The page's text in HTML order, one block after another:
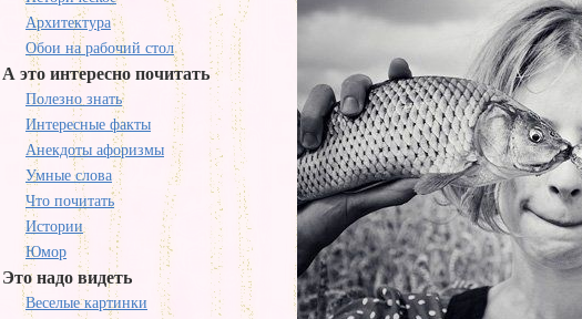
Архитектура
Обои на рабочий стол
А это интересно почитать
Полезно знать
Интересные факты
Анекдоты афоризмы
Умные слова
Что почитать
Истории
Юмор
Это надо видеть
Веселые картинки